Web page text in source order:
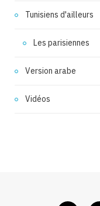
Tunisiens d'ailleurs
Les parisiennes
Version arabe
Vidéos